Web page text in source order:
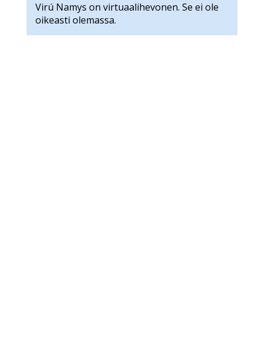
Virú Namys on virtuaalihevonen. Se ei ole
oikeasti olemassa.